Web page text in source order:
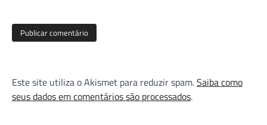
Este site utiliza o Akismet para reduzir spam.Saiba como
seus dados em comentários são processados.